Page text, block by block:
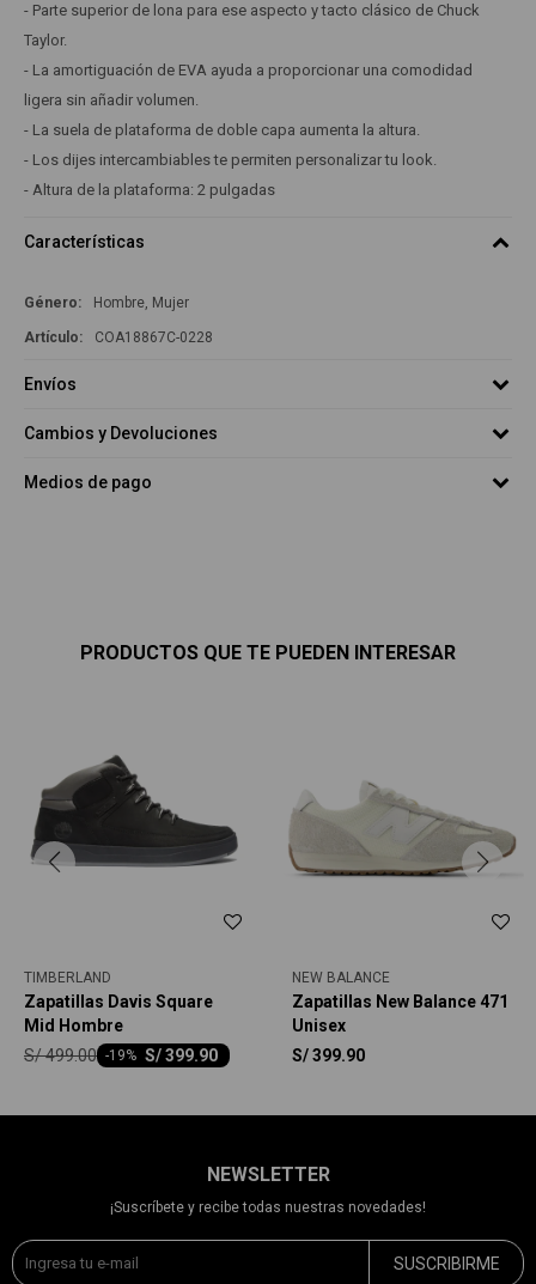
- Parte superior de lona para ese aspecto y tacto clásico de Chuck
Taylor.
- La amortiguación de EVA ayuda a proporcionar una comodidad
ligera sin añadir volumen.
- La suela de plataforma de doble capa aumenta la altura.
- Los dijes intercambiables te permiten personalizar tu look.
- Altura de la plataforma: 2 pulgadas
Características
Género Hombre, Mujer
COA18867C-0228
Envíos
Cambios y Devoluciones
Medios de pago
PRODUCTOS QUE TE PUEDEN INTERESAR
TIMBERLAND
Zapatillas Davis Square
Mid Hombre
S/399.90
-19
S/499.00
NEW BALANCE
Zapatillas New Balance 471
Unisex
S/399.90
NEWSLETTER
¡Suscríbete y recibe todas nuestras novedades!
SUSCRIBIRME